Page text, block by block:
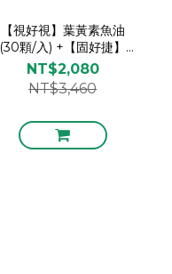
【視好視】葉黃素魚油
(30顆/入) +【固好捷】
UC-II® MSM (30顆/入)
NT$2,080
NT$3,460